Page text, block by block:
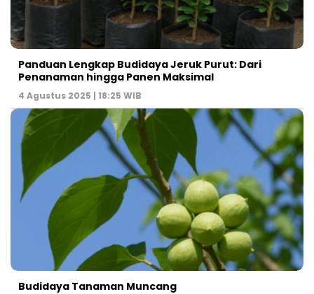
Panduan Lengkap Budidaya Jeruk Purut: Dari
Penanaman hingga Panen Maksimal
4 Agustus 2025 | 18:25 WIB
Budidaya Tanaman Muncang